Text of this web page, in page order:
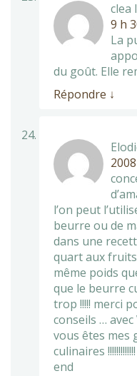
clea
9 h
La
du goût. Elle
Répondre ↓
l’on peut
beurre ou de
dans une
quart aux fruits
même poids
que le beurre
trop !!!!! merci
conseils …
vous êtes mes
culinaires
end